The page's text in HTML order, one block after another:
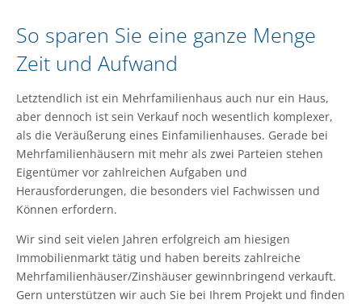
So sparen Sie eine ganze Menge
Zeit und Aufwand
Letztendlich ist ein Mehrfamilienhaus auch nur ein Haus,
aber dennoch ist sein Verkauf noch wesentlich komplexer,
als die Veräußerung eines Einfamilienhauses. Gerade bei
Mehrfamilienhäusern mit mehr als zwei Parteien stehen
Eigentümer vor zahlreichen Aufgaben und
Herausforderungen, die besonders viel Fachwissen und
Können erfordern.
Wir sind seit vielen Jahren erfolgreich am hiesigen
Immobilienmarkt tätig und haben bereits zahlreiche
Mehrfamilienhäuser/Zinshäuser gewinnbringend verkauft.
Gern unterstützen wir auch Sie bei Ihrem Projekt und finden